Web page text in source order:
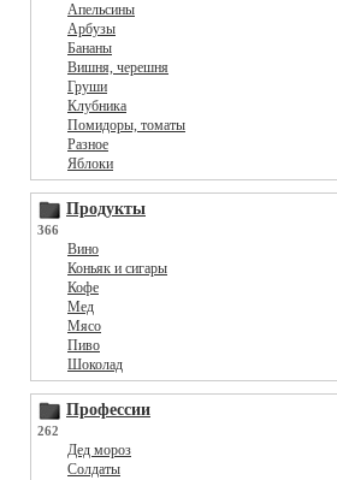
Апельсины
Арбузы
Бананы
Вишня, черешня
Груши
Клубника
Помидоры, томаты
Разное
Яблоки
Продукты
366
Вино
Коньяк и сигары
Кофе
Мед
Мясо
Пиво
Шоколад
Профессии
262
Дед мороз
Солдаты